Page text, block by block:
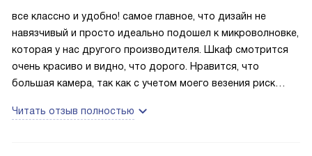
все классно и удобно! самое главное, что дизайн не
навязчивый и просто идеально подошел к микроволновке,
которая у нас другого производителя. Шкаф смотрится
очень красиво и видно, что дорого. Нравится, что
большая камера, так как с учетом моего везения риск
снизился )))
Читать отзыв полностью